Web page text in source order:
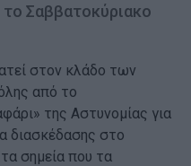
Σαββατοκύριακο
στον κλάδο των
από το
της Αστυνομίας για
διασκέδασης στο
σημεία που τα